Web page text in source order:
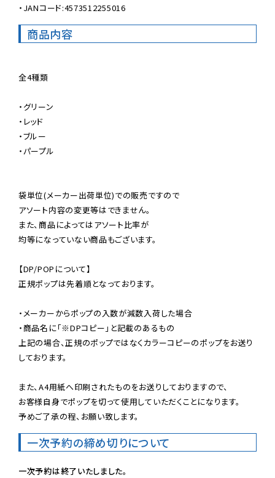
・JANコード:4573512255016
商品内容
全4種類
・グリーン
・レッド
・ブルー
・パープル
袋単位(メーカー出荷単位)での販売ですので
アソート内容の変更等はできません。
また、商品によってはアソート比率が
均等になっていない商品もございます。
【DP/POPについて】
正規ポップは先着順となっております。
・メーカーからポップの入数が減数入荷した場合
・商品名に「※DPコピー」と記載のあるもの
上記の場合、正規のポップではなくカラーコピーのポップをお送り
しております。
また、A4用紙へ印刷されたものをお送りしておりますので、
お客様自身でポップを切って使用していただくことになります。
予めご了承の程、お願い致します。
一次予約の締め切りについて
一次予約は終了いたしました。